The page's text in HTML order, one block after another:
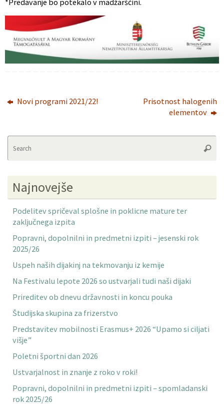
Novi programi 2021/22!
Prisotnost halogenih
elementov
Najnovejše
Podelitev spričeval splošne in poklicne mature ter
zaključnega izpita
Popravni, dopolnilni in predmetni izpiti – jesenski rok
2025/26
Uspeh naših dijakinj na tekmovanju iz kemije
Na Festivalu lepote 2026 so ustvarjali tudi naši dijaki
Prireditev ob dnevu državnosti in koncu pouka
Študijska skupina za frizerstvo
Predstavitev mobilnosti Erasmus+ 2026 “Upamo si ciljati
višje”
Poletni športni dan 2026
Ustvarjalnost in znanje z roko v roki!
Popravni, dopolnilni in predmetni izpiti – spomladanski
rok 2025/26